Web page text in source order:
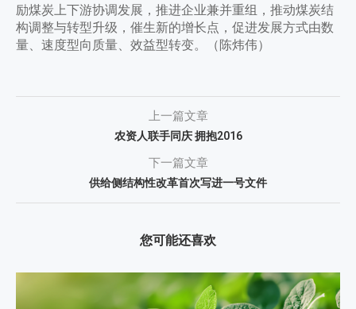
励煤炭上下游协调发展，推进企业兼并重组，推动煤炭结
构调整与转型升级，催生新的增长点，促进发展方式由数
量、速度型向质量、效益型转变。（陈炜伟）
上一篇文章
农资人联手同庆 拥抱2016
下一篇文章
供给侧结构性改革首次写进一号文件
您可能还喜欢